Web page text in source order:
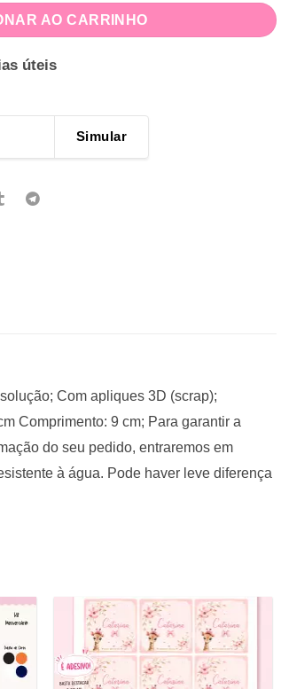
AO CARRINHO
úteis
Simular
Com apliques 3D (scrap);
Comprimento: 9 cm; Para garantir a
do seu pedido, entraremos em
à água. Pode haver leve diferença